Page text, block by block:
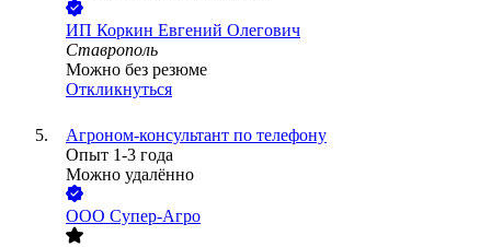
ИП Коркин Евгений Олегович
Ставрополь
Можно без резюме
Откликнуться
Агроном-консультант по телефону
Опыт 1-3 года
Можно удалённо
ООО Супер-Агро